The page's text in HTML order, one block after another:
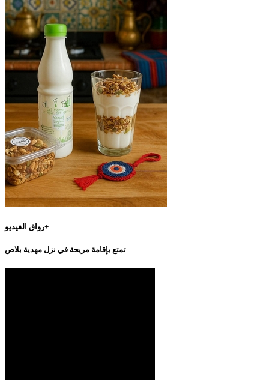
رواق الفيديو+
تمتع بإقامة مريحة في نزل مهدية بلاص